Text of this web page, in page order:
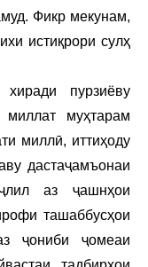
Фикр мекунам,
истиқрори сулҳ
пурзиёву
муҳтарам
миллӣ, иттиҳоду
дастаҷамъонаи
аз ҷашнҳои
ташаббусҳои
ҷониби ҷомеаи